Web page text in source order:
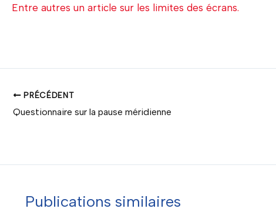
Entre autres un article sur les limites des écrans.
PRÉCÉDENT
Questionnaire sur la pause méridienne
Publications similaires